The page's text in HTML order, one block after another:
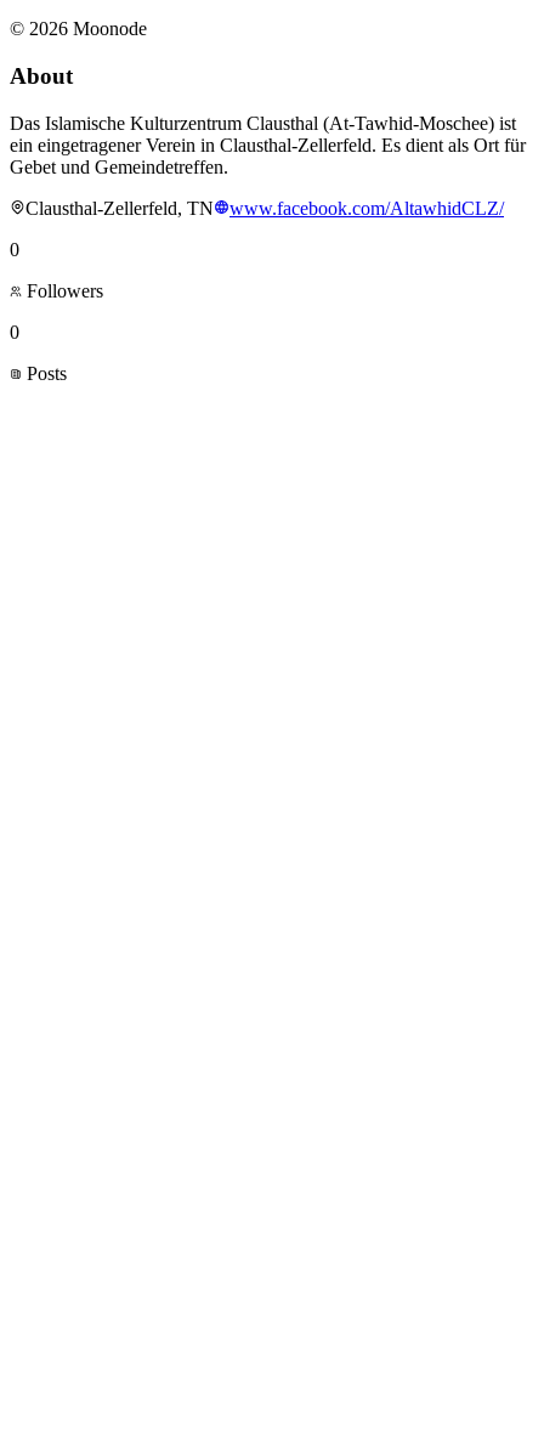
© 2026 Moonode
About
Das Islamische Kulturzentrum Clausthal (At-Tawhid-Moschee) ist
ein eingetragener Verein in Clausthal-Zellerfeld. Es dient als Ort für
Gebet und Gemeindetreffen.
Clausthal-Zellerfeld, TN
www.facebook.com/AltawhidCLZ/
0
Followers
0
Posts